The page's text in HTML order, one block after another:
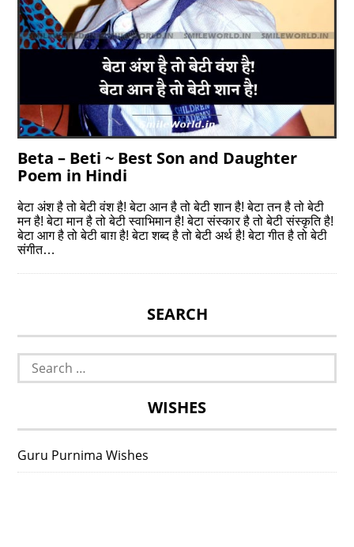
Beta – Beti ~ Best Son and Daughter
Poem in Hindi
बेटा अंश है तो बेटी वंश है! बेटा आन है तो बेटी शान है! बेटा तन है तो बेटी
मन है! बेटा मान है तो बेटी स्वाभिमान है! बेटा संस्कार है तो बेटी संस्कृति है!
बेटा आग है तो बेटी बाग़ है! बेटा शब्द है तो बेटी अर्थ है! बेटा गीत है तो बेटी
संगीत…
SEARCH
Search
for:
WISHES
Guru Purnima Wishes